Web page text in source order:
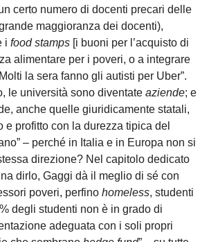
certo numero di docenti precari delle
maggioranza dei docenti),
i food stamps [i buoni per l’acquisto di
alimentare per i poveri, o a integrare
la sera fanno gli autisti per Uber”.
le università sono diventate aziende; e
anche quelle giuridicamente statali,
e profitto con la durezza tipica del
– perché in Italia e in Europa non si
direzione? Nel capitolo dedicato
dirlo, Gaggi dà il meglio di sé con
poveri, perfino homeless, studenti
degli studenti non è in grado di
adeguata con i soli propri